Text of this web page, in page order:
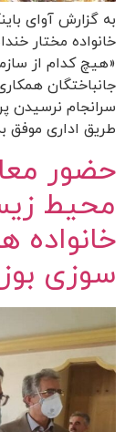
به گزارش آوای
خانواده مختار
«هیچ کدام از
جانباختگان
سرانجام نرسیدن
طریق اداری
حضور
محیط‌
خانواده
سوزی